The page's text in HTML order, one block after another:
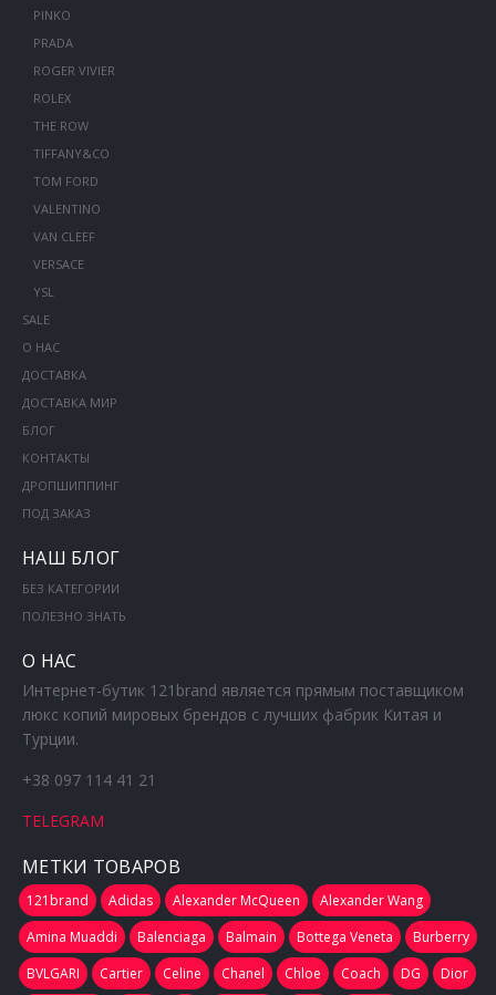
PINKO
PRADA
ROGER VIVIER
ROLEX
THE ROW
TIFFANY&CO
TOM FORD
VALENTINO
VAN CLEEF
VERSACE
YSL
SALE
О НАС
ДОСТАВКА
ДОСТАВКА МИР
БЛОГ
КОНТАКТЫ
ДРОПШИППИНГ
ПОД ЗАКАЗ
НАШ БЛОГ
БЕЗ КАТЕГОРИИ
ПОЛЕЗНО ЗНАТЬ
О НАС
Интернет-бутик 121brand является прямым поставщиком
люкс копий мировых брендов с лучших фабрик Китая и
Турции.
+38 097 114 41 21
TELEGRAM
МЕТКИ ТОВАРОВ
121brand Adidas Alexander McQueen
Alexander Wang
Amina Muaddi
Balenciaga Balmain Bottega Veneta
Burberry
BVLGARI
Cartier Celine Chanel Chloe Coach DG
Dior